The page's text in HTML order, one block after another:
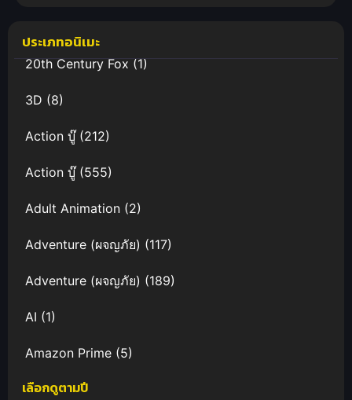
ภาค 2 ซับไทย
ประเภทอนิเมะ
20th Century Fox(1)
3D (8)
Action บู๊(212)
Action บู๊(555)
Adult Animation (2)
Adventure (ผจญภัย) (117)
Adventure (ผจญภัย) (189)
AI (1)
Amazon Prime (5)
Anal (ประตูหลัง)
เลือกดูตามปี